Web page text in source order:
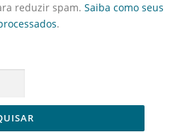
reduzir spam.Saiba como seus
.